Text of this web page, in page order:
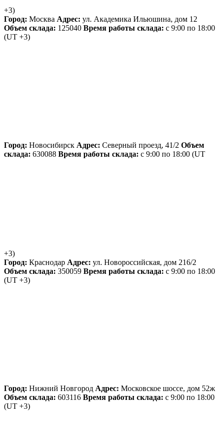
+3)
Город: Москва Адрес: ул. Академика Ильюшина, дом 12
Объем склада: 125040 Время работы склада: с 9:00 по 18:00
(UT +3)
Город: Новосибирск Адрес: Северный проезд, 41/2 Объем
склада: 630088 Время работы склада: с 9:00 по 18:00 (UT
+3)
Город: Краснодар Адрес: ул. Новороссийская, дом 216/2
Объем склада: 350059 Время работы склада: с 9:00 по 18:00
(UT +3)
Город: Нижний Новгород Адрес: Московское шоссе, дом 52ж
Объем склада: 603116 Время работы склада: с 9:00 по 18:00
(UT +3)